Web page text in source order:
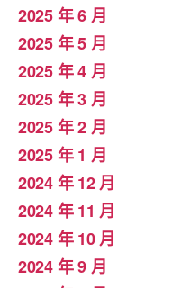
2025 年 6 月
2025 年 5 月
2025 年 4 月
2025 年 3 月
2025 年 2 月
2025 年 1 月
2024 年 12 月
2024 年 11 月
2024 年 10 月
2024 年 9 月